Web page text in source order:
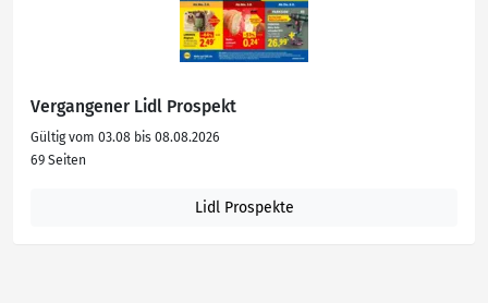
Vergangener Lidl Prospekt
Gültig vom 03.08 bis 08.08.2026
69 Seiten
Lidl Prospekte